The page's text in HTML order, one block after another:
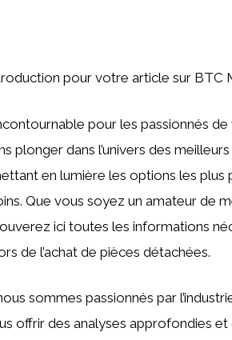
pour votre article sur BTC
pour les passionnés de
plonger dans l’univers des
en lumière les options les
Que vous soyez un amateur de
ici toutes les informations
de l’achat de pièces détachées.
sommes passionnés par
offrir des analyses approfondies